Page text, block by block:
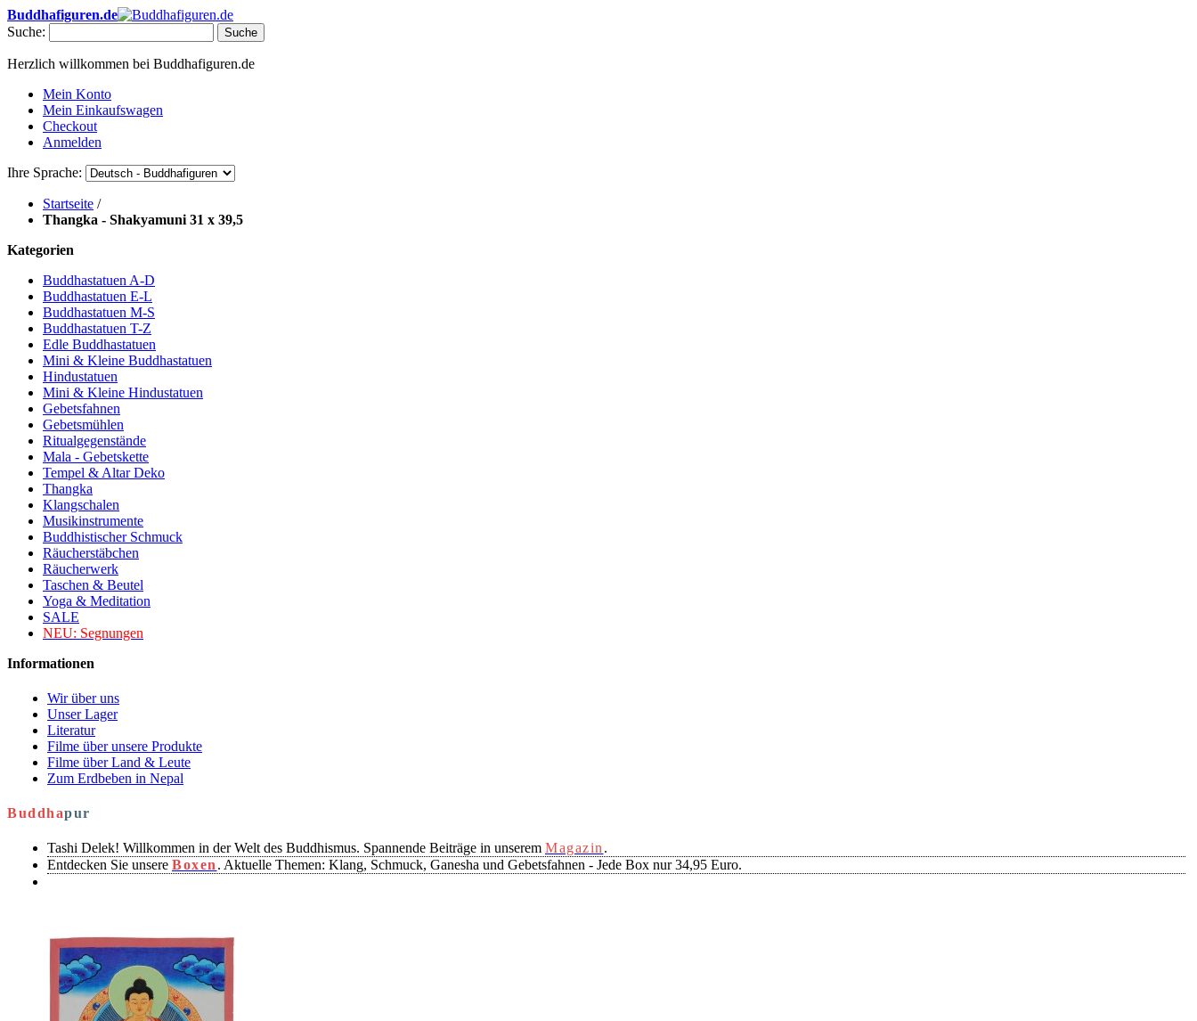
Buddhafiguren.de
Suche:
Suche
Herzlich willkommen bei Buddhafiguren.de
Mein Konto
Mein Einkaufswagen
Checkout
Anmelden
Ihre Sprache:
Startseite /
Thangka - Shakyamuni 31 x 39,5
Kategorien
Buddhastatuen A-D
Buddhastatuen E-L
Buddhastatuen M-S
Buddhastatuen T-Z
Edle Buddhastatuen
Mini & Kleine Buddhastatuen
Hindustatuen
Mini & Kleine Hindustatuen
Gebetsfahnen
Gebetsmühlen
Ritualgegenstände
Mala - Gebetskette
Tempel & Altar Deko
Thangka
Klangschalen
Musikinstrumente
Buddhistischer Schmuck
Räucherstäbchen
Räucherwerk
Taschen & Beutel
Yoga & Meditation
SALE
NEU: Segnungen
Informationen
Wir über uns
Unser Lager
Literatur
Filme über unsere Produkte
Filme über Land & Leute
Zum Erdbeben in Nepal
Buddhapur
Tashi Delek! Willkommen in der Welt des Buddhismus. Spannende Beiträge in unserem Magazin .
Entdecken Sie unsere Boxen . Aktuelle Themen: Klang, Schmuck, Ganesha und Gebetsfahnen - Jede Box nur 34,95 Euro.